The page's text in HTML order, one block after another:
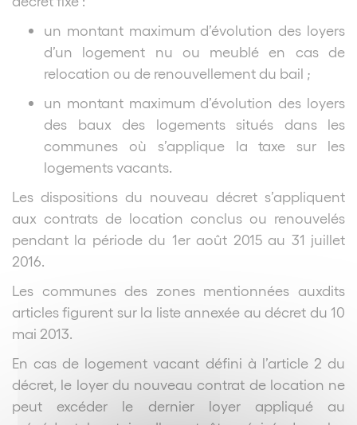
un montant maximum d’évolution des loyers
d’un logement nu ou meublé en cas de
relocation ou de renouvellement du bail ;
un montant maximum d’évolution des loyers
des baux des logements situés dans les
communes où s’applique la taxe sur les
logements vacants.
Les dispositions du nouveau décret s’appliquent
aux contrats de location conclus ou renouvelés
pendant la période du 1er août 2015 au 31 juillet
2016.
Les communes des zones mentionnées auxdits
articles figurent sur la liste annexée au décret du 10
mai 2013.
En cas de logement vacant défini à l’article 2 du
décret, le loyer du nouveau contrat de location ne
peut excéder le dernier loyer appliqué au